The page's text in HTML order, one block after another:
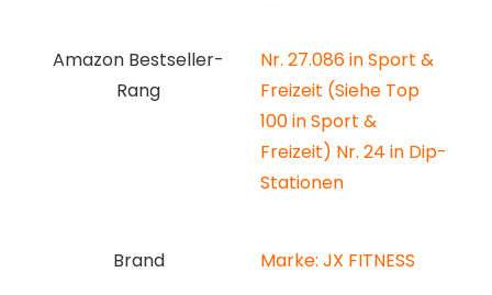
Amazon Bestseller-
Rang
Nr. 27.086 in Sport &
Freizeit (Siehe Top
100 in Sport &
Freizeit) Nr. 24 in Dip-
Stationen
Brand Marke: JX FITNESS